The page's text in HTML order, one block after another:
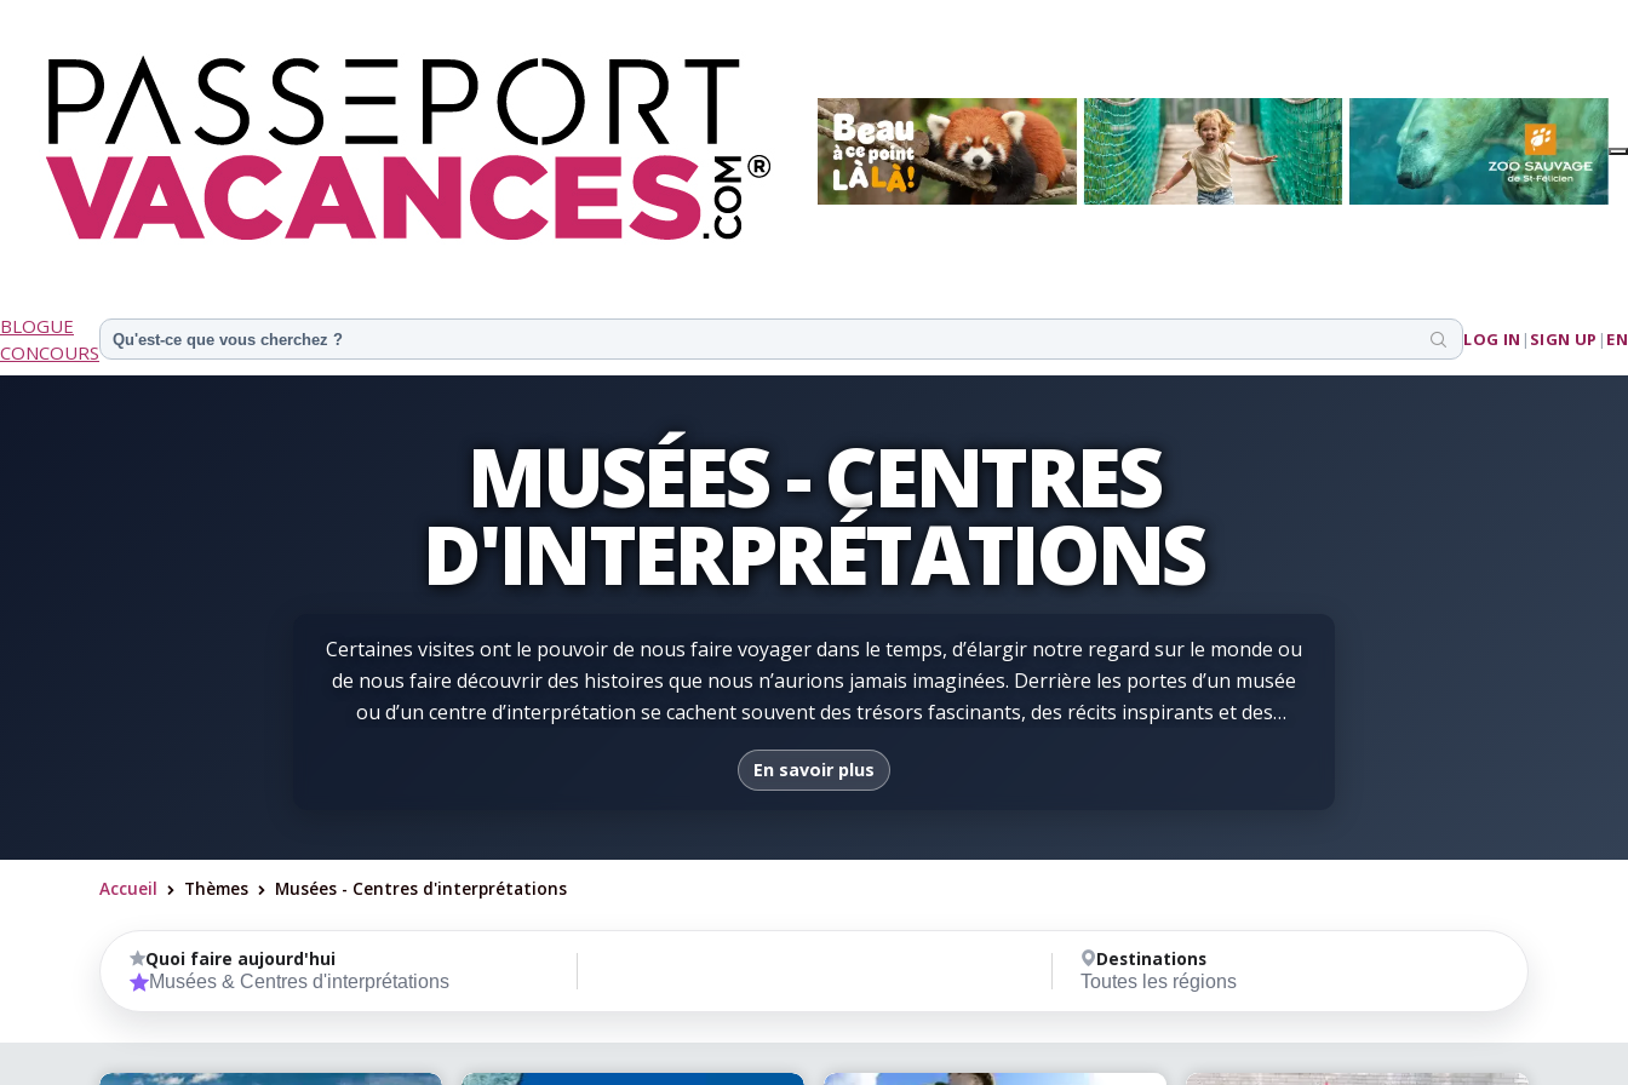
BLOGUE
CONCOURS
LOG IN | SIGN UP | EN
MUSÉES - CENTRES
D'INTERPRÉTATIONS
Certaines visites ont le pouvoir de nous faire voyager dans le temps, d’élargir notre regard sur le monde ou
de nous faire découvrir des histoires que nous n’aurions jamais imaginées. Derrière les portes d’un musée
ou d’un centre d’interprétation se cachent souvent des trésors fascinants, des récits inspirants et des
expériences qui transforment une simple sortie en véritable découverte. Que vous soyez passionné
d’histoire, amateur d’art, curieux de nature, fasciné par les sciences ou simplement à la recherche d’une
territoire au fil du temps. Les musées racontent des histoires. Certaines nous transportent à travers les
siècles, d’autres nous plongent dans des univers artistiques captivants ou nous révèlent les secrets de la
nature, de la technologie et de l’innovation. Grâce à des expositions permanentes et temporaires, des
collections remarquables et des présentations interactives, ils offrent des expériences qui éveillent la
En savoir plus
Accueil > Thèmes > Musées - Centres d'interprétations
Quoi faire aujourd'hui
Musées & Centres d'interprétations
Destinations
Toutes les régions